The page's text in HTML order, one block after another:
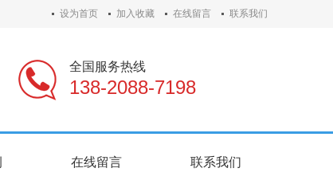
设为首页 加入收藏 在线留言 联系我们
全国服务热线
138-2088-7198
在线留言
在线留言
联系我们
联系我们